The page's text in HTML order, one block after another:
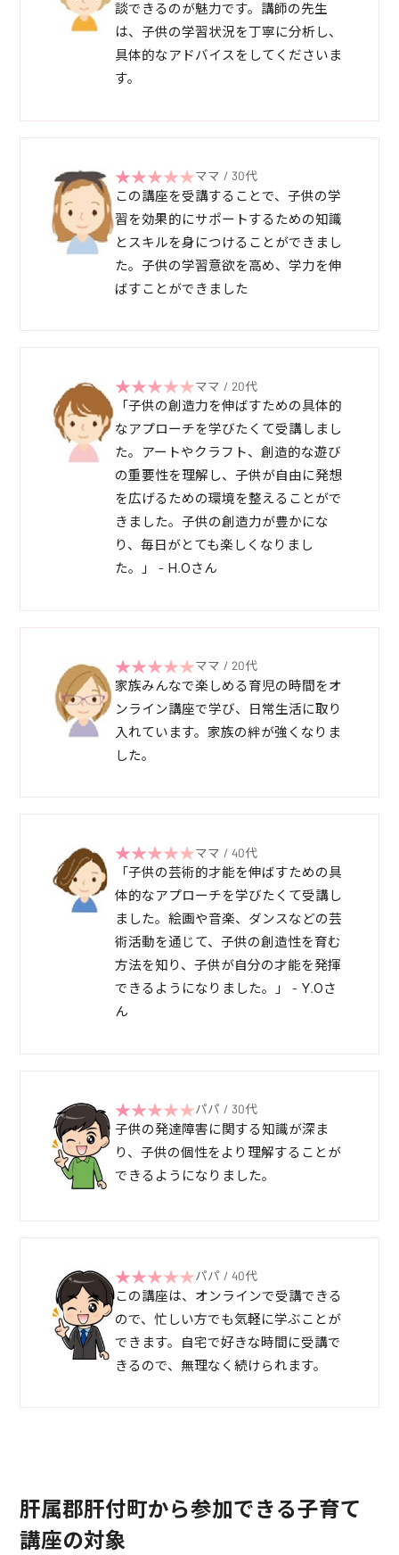
談できるのが魅力です。講師の先生
は、子供の学習状況を丁寧に分析し、
具体的なアドバイスをしてくださいま
す。
ママ / 30代
この講座を受講することで、子供の学
習を効果的にサポートするための知識
とスキルを身につけることができまし
た。子供の学習意欲を高め、学力を伸
ばすことができました
ママ / 20代
「子供の創造力を伸ばすための具体的
なアプローチを学びたくて受講しまし
た。アートやクラフト、創造的な遊び
の重要性を理解し、子供が自由に発想
を広げるための環境を整えることがで
きました。子供の創造力が豊かにな
り、毎日がとても楽しくなりまし
た。」 - H.Oさん
ママ / 20代
家族みんなで楽しめる育児の時間をオ
ンライン講座で学び、日常生活に取り
入れています。家族の絆が強くなりま
した。
ママ / 40代
「子供の芸術的才能を伸ばすための具
体的なアプローチを学びたくて受講し
ました。絵画や音楽、ダンスなどの芸
術活動を通じて、子供の創造性を育む
方法を知り、子供が自分の才能を発揮
できるようになりました。」 - Y.Oさ
ん
パパ / 30代
子供の発達障害に関する知識が深ま
り、子供の個性をより理解することが
できるようになりました。
パパ / 40代
この講座は、オンラインで受講できる
ので、忙しい方でも気軽に学ぶことが
できます。自宅で好きな時間に受講で
きるので、無理なく続けられます。
肝属郡肝付町から参加できる子育て
講座の対象